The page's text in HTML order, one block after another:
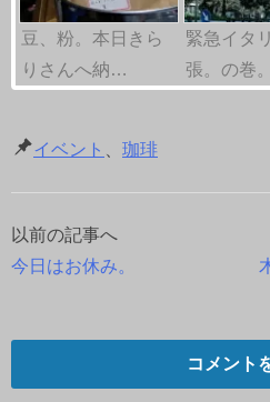
豆、粉。本日きら
りさんへ納…
緊急イタ
張。の巻
イベント 珈琲
投
ナ
ビ
以前の記事へ
今日はお休み。
コメント